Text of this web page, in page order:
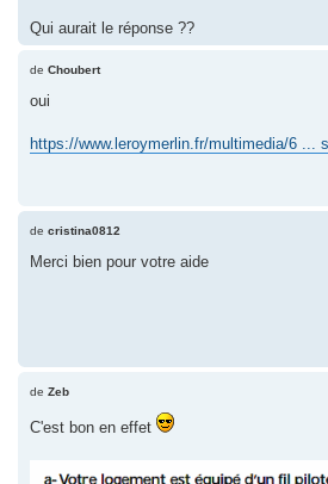
Qui aurait le réponse ??
de Choubert
oui
https://www.leroymerlin.fr/multimedia/6 ...
de cristina0812
Merci bien pour votre aide
de Zeb
C'est bon en effet